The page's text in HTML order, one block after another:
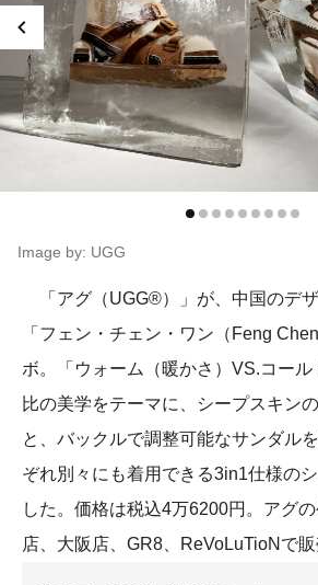
Image by: UGG
「アグ（UGG®）」が、中国のデ
「フェン・チェン・ワン（Feng
ボ。「ウォーム（暖かさ）VS.コー
比の美学をテーマに、シープスキン
と、バックルで調整可能なサンダル
ぞれ別々にも着用できる3in1仕様の
した。価格は税込4万6200円。アグ
店、大阪店、GR8、ReVoLuTioNで販